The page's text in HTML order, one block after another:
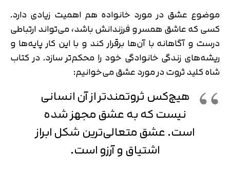
موضوع عشق در مورد خانواده هم اهمیت زیادی دارد.
کسی که عاشق همسر و فرزندانش باشد، می‌تواند ارتباطی
درست و آگاهانه با آن‌ها برقرار کند و با این کار پایه‌ها و
ریشه‌های زندگی خانوادگی خود را محکم‌تر سازد. در کتاب
شاه کلید ثروت در مورد عشق می‌خوانیم:
هیچ‌کس ثروتمندتر از آن انسانی
نیست که به عشق مجهز شده
است. عشق متعالی‌ترین شکل ابراز
اشتیاق و آرزو است.